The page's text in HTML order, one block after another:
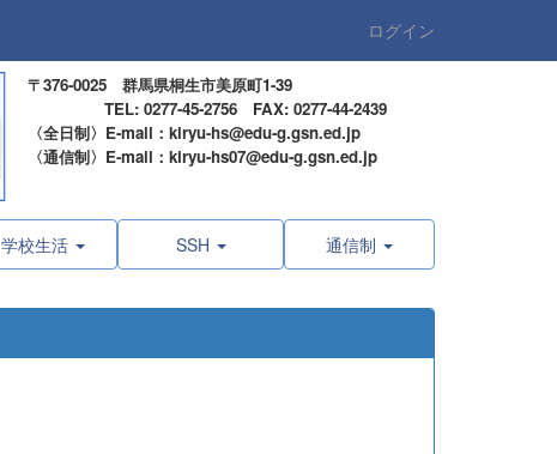
ログイン
〒376-0025 群馬県桐生市美原町1-39
TEL: 0277-45-2756 FAX: 0277-44-2439
〈全日制〉E-mail：kiryu-hs@edu-g.gsn.ed.jp
〈通信制〉E-mail：kiryu-hs07@edu-g.gsn.ed.jp
学校生活 SSH 通信制